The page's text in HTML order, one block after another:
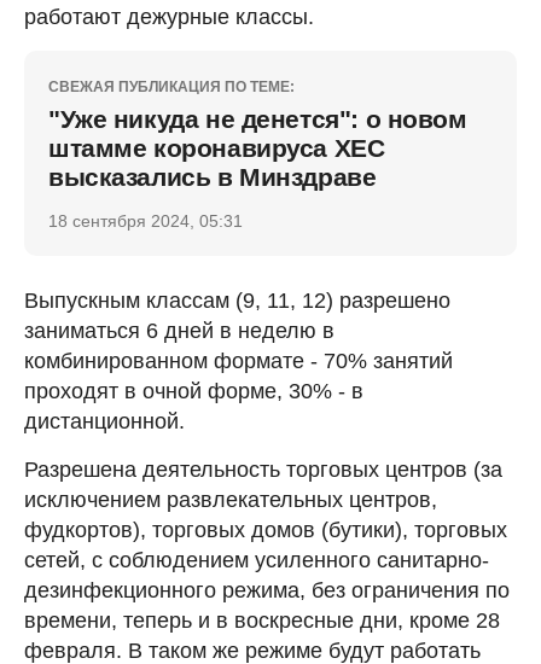
работают дежурные классы.
СВЕЖАЯ ПУБЛИКАЦИЯ ПО ТЕМЕ:
"Уже никуда не денется": о новом
штамме коронавируса ХЕС
высказались в Минздраве
18 сентября 2024, 05:31
Выпускным классам (9, 11, 12) разрешено
заниматься 6 дней в неделю в
комбинированном формате - 70% занятий
проходят в очной форме, 30% - в
дистанционной.
Разрешена деятельность торговых центров (за
исключением развлекательных центров,
фудкортов), торговых домов (бутики), торговых
сетей, с соблюдением усиленного санитарно-
дезинфекционного режима, без ограничения по
времени, теперь и в воскресные дни, кроме 28
февраля. В таком же режиме будут работать